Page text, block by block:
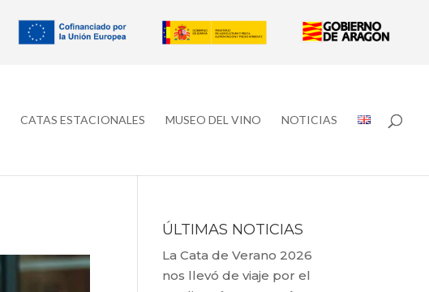
CATAS ESTACIONALES MUSEO DEL VINO NOTICIAS
ÚLTIMAS NOTICIAS
La Cata de Verano 2026
nos llevó de viaje por el